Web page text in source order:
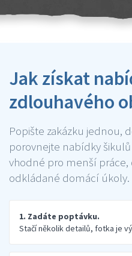
Jak získat
zdlouhavého
Popište zakázku jednou,
porovnejte nabídky
vhodné pro menší
odkládané domácí úkoly.
1. Zadáte poptávku.
Stačí několik detailů, fotka je